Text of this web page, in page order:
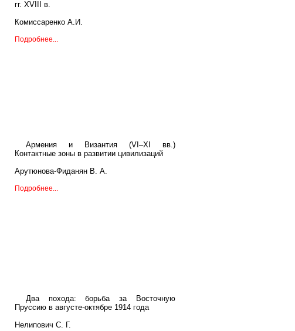
гг. XVIII в.
Комиссаренко А.И.
Подробнее...
Армения и Византия (VI–XI вв.)
Контактные зоны в развитии цивилизаций
Арутюнова-Фиданян В. А.
Подробнее...
Два похода: борьба за Восточную
Пруссию в августе-октябре 1914 года
Нелипович С. Г.